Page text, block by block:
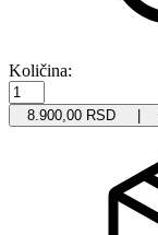
Količina:
8.900,00